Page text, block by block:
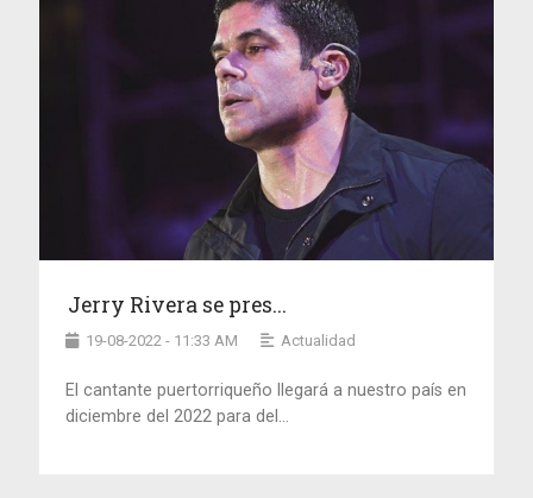
Jerry Rivera se pres...
19-08-2022 - 11:33 AM Actualidad
El cantante puertorriqueño llegará a nuestro país en
diciembre del 2022 para del...